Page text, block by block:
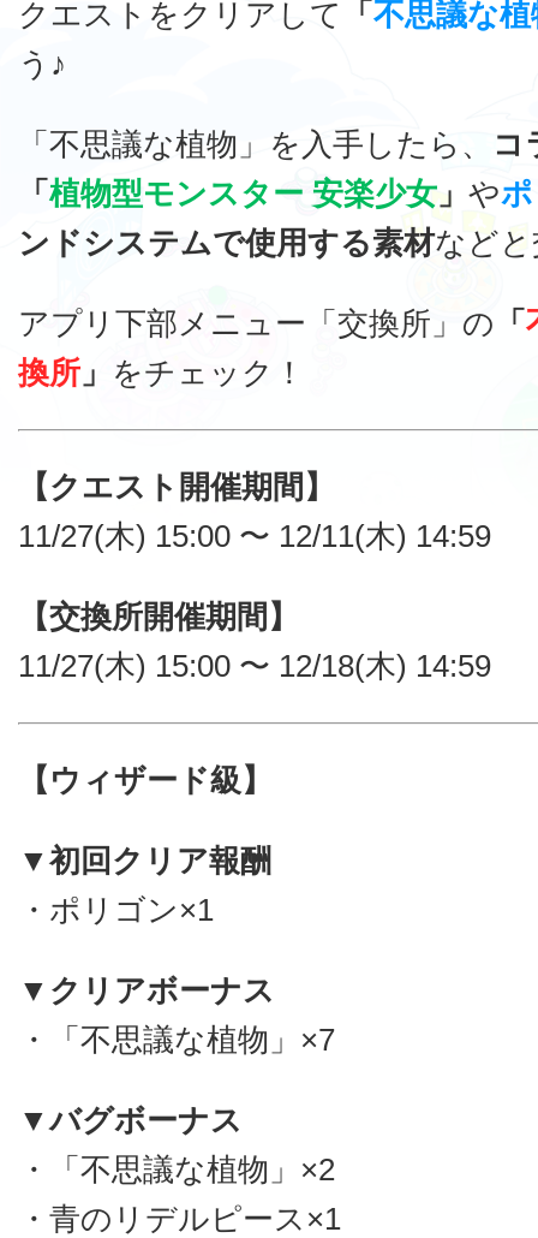
クエストをクリアして 「 不思議な植
う♪
「不思議な植物」を入手したら、
コ
「 植物型モンスター 安楽少女 」 や
ンドシステムで使用する素材など
アプリ下部メニュー「交換所」の 「
換所 」 をチェック！
【クエスト開催期間】
11/27(木) 15:00 〜 12/11(木) 14:59
【交換所開催期間】
11/27(木) 15:00 〜 12/18(木) 14:59
【ウィザード級】
▼初回クリア報酬
・ポリゴン×1
▼クリアボーナス
・「不思議な植物」×7
▼バグボーナス
・「不思議な植物」×2
・青のリデルピース×1